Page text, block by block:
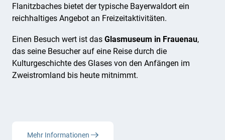
Flanitzbaches bietet der typische Bayerwaldort ein
reichhaltiges Angebot an Freizeitaktivitäten.
Einen Besuch wert ist das Glasmuseum in Frauenau,
das seine Besucher auf eine Reise durch die
Kulturgeschichte des Glases von den Anfängen im
Zweistromland bis heute mitnimmt.
Mehr Informationen